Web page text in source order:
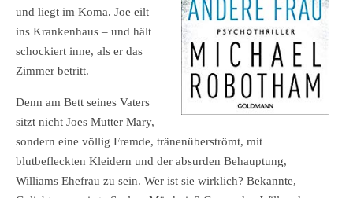
und liegt im Koma. Joe eilt
ins Krankenhaus – und hält
schockiert inne, als er das
Zimmer betritt.
Denn am Bett seines Vaters
sitzt nicht Joes Mutter Mary,
sondern eine völlig Fremde, tränenüberströmt, mit
blutbefleckten Kleidern und der absurden Behauptung,
Williams Ehefrau zu sein. Wer ist sie wirklich? Bekannte,